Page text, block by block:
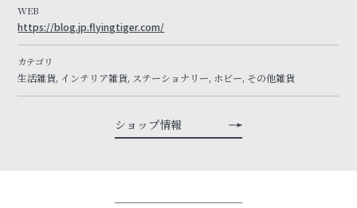
WEB
https://blog.jp.flyingtiger.com/
カテゴリ
生活雑貨, インテリア雑貨, ステーショナリー, ホビー, その他雑貨
ショップ情報